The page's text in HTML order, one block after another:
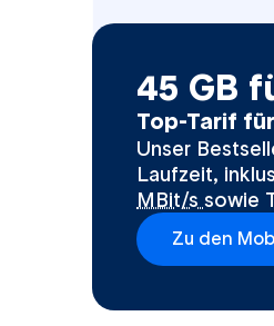
45 GB
Top-Tarif
Unser
Laufzeit,
MBit/ssowie
Zu den